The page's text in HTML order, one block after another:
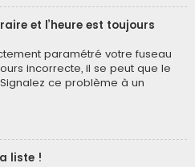
et l’heure est toujours
paramétré votre fuseau
incorrecte, il se peut que le
ce problème à un
liste !